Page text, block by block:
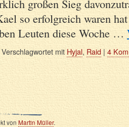
großen Sieg
so erfolgreich waren
Leuten diese Woche …
Verschlagwortet mit Hyjal,Raid | 4
vonMartin Müller.